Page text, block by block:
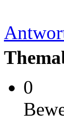
0